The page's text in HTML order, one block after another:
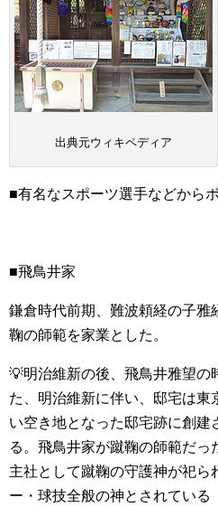
出典元ウィキペディア
■有名なスポーツ選手などから
■飛鳥井家
鎌倉時代前期、難波頼経の子雅
鞠の師範を家業とした。
💡明治維新の後、飛鳥井雅望の
た、明治維新に伴い、邸宅は東
い空き地となった邸宅跡に創建
る。飛鳥井家が蹴鞠の師範だ
主社として蹴鞠の守護神が祀ら
ー・球技全般の神とされている